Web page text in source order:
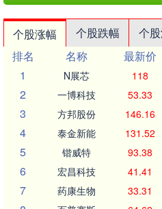
个股涨幅 个股跌幅 个
排名
名称 最新价
1
N展芯 118
2 一博科技 53.33
3 方邦股份 146.16
4 泰金新能 131.52
5 锴威特 93.38
6 宏昌科技 41.41
7 药康生物 33.31